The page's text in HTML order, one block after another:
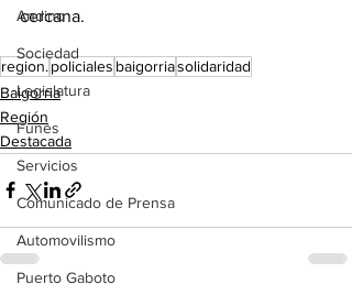
Andino
Sociedad
Legislatura
Funes
Servicios
Comunicado de Prensa
Automovilismo
Puerto Gaboto
cercana.
region. policiales baigorriasolidaridad
Baigorria
Región
Destacada